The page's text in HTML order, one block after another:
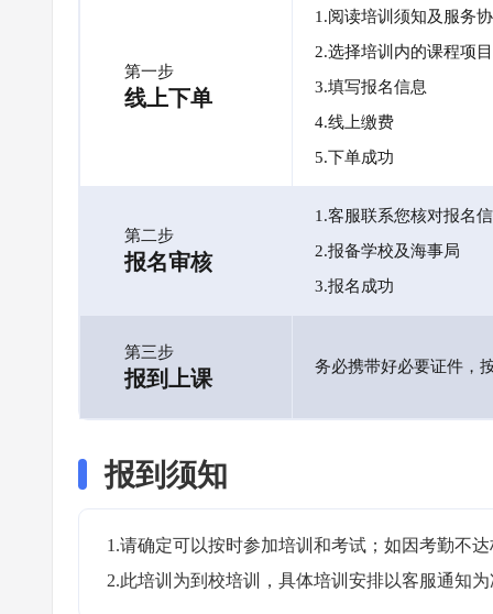
第一步
线上下单
1.阅读培训须知及服务
2.选择培训内的课程项目
3.填写报名信息
4.线上缴费
5.下单成功
第二步
报名审核
1.客服联系您核对报名
2.报备学校及海事局
3.报名成功
第三步
报到上课 务必携带好必要证件，
报到须知
1.请确定可以按时参加培训和考试；如因考勤不
2.此培训为到校培训，具体培训安排以客服通知